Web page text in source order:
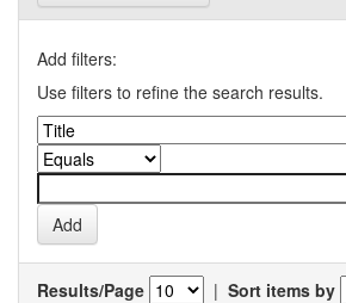
Add filters:
Use filters to refine the search results.
Results/Page | Sort items by